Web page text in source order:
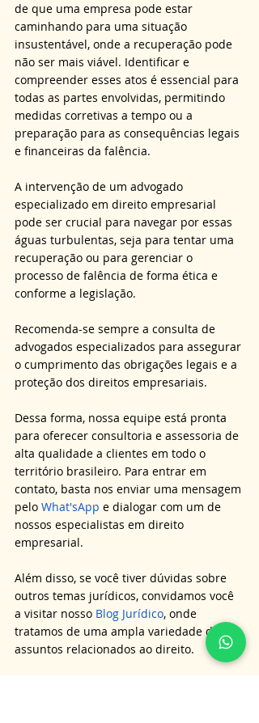
de que uma empresa pode estar
caminhando para uma situação
insustentável, onde a recuperação pode
não ser mais viável. Identificar e
compreender esses atos é essencial para
todas as partes envolvidas, permitindo
medidas corretivas a tempo ou a
preparação para as consequências legais
e financeiras da falência.
A intervenção de um advogado
especializado em direito empresarial
pode ser crucial para navegar por essas
águas turbulentas, seja para tentar uma
recuperação ou para gerenciar o
processo de falência de forma ética e
conforme a legislação.
Recomenda-se sempre a consulta de
advogados especializados para assegurar
o cumprimento das obrigações legais e a
proteção dos direitos empresariais.
Dessa forma, nossa equipe está pronta
para oferecer consultoria e assessoria de
alta qualidade a clientes em todo o
território brasileiro. Para entrar em
contato, basta nos enviar uma mensagem
pelo What'sApp e dialogar com um de
nossos especialistas em direito
empresarial.
Além disso, se você tiver dúvidas sobre
outros temas jurídicos, convidamos você
a visitar nosso Blog Jurídico, onde
tratamos de uma ampla variedade de
assuntos relacionados ao direito.